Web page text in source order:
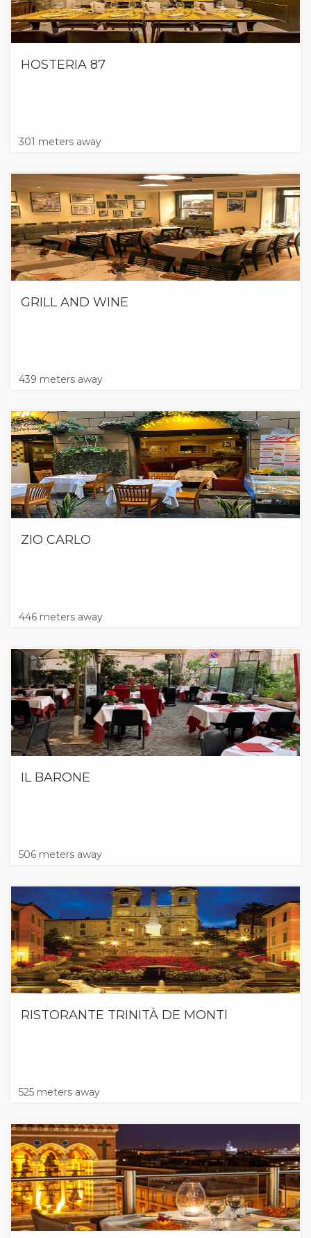
HOSTERIA 87
301 meters away
GRILL AND WINE
439 meters away
ZIO CARLO
446 meters away
IL BARONE
506 meters away
RISTORANTE TRINITÀ DE MONTI
525 meters away